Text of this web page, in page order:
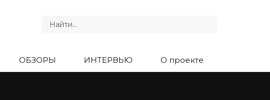
ОБЗОРЫ ИНТЕРВЬЮ О проекте